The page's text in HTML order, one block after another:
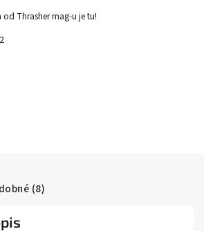
Thrasher mag-u je tu!
(8)